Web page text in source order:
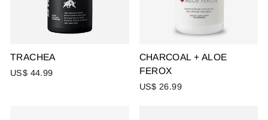
TRACHEA
US$ 44.99
CHARCOAL + ALOE
FEROX
US$ 26.99